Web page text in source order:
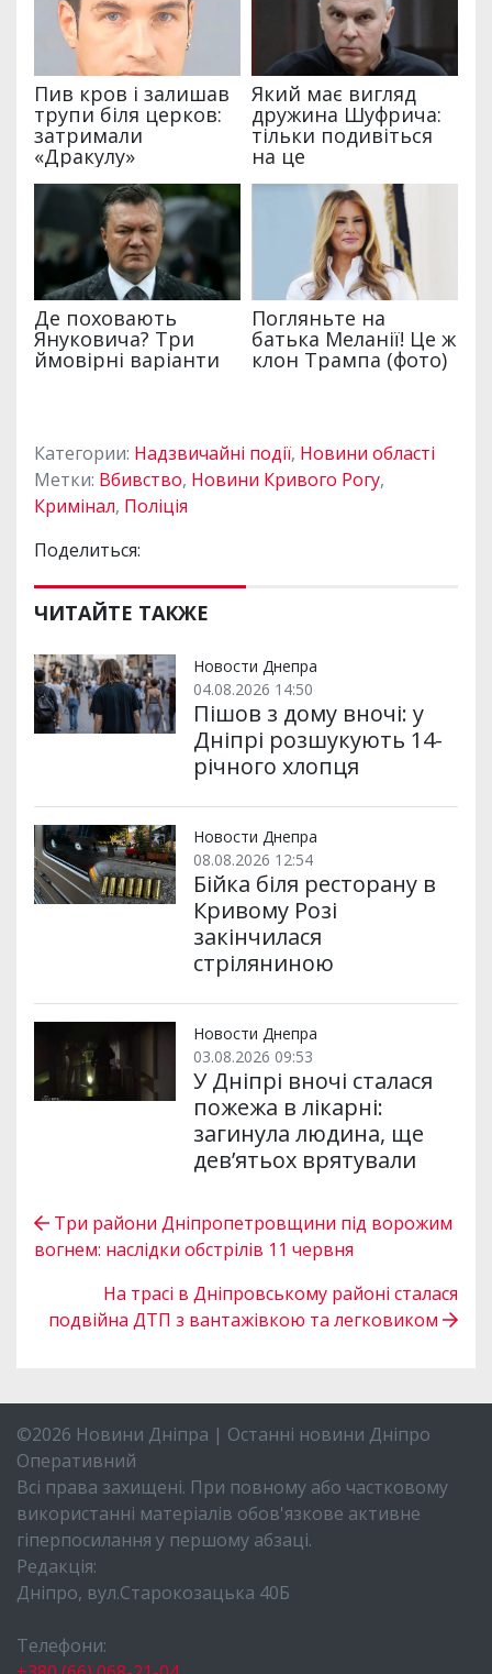
Категории: Надзвичайні події, Новини області
Метки: Вбивство, Новини Кривого Рогу,
Кримінал, Поліція
Поделиться:
ЧИТАЙТЕ ТАКЖЕ
Новости Днепра
04.08.2026 14:50
Пішов з дому вночі: у
Дніпрі розшукують 14-
річного хлопця
Новости Днепра
08.08.2026 12:54
Бійка біля ресторану в
Кривому Розі
закінчилася
стріляниною
Новости Днепра
03.08.2026 09:53
У Дніпрі вночі сталася
пожежа в лікарні:
загинула людина, ще
дев’ятьох врятували
Три райони Дніпропетровщини під ворожим
вогнем: наслідки обстрілів 11 червня
На трасі в Дніпровському районі сталася
подвійна ДТП з вантажівкою та легковиком
©2026 Новини Дніпра | Останні новини Дніпро
Оперативний
Всі права захищені. При повному або частковому
використанні матеріалів обов'язкове активне
гіперпосилання у першому абзаці.
Редакція:
Дніпро, вул.Старокозацька 40Б
Телефони: